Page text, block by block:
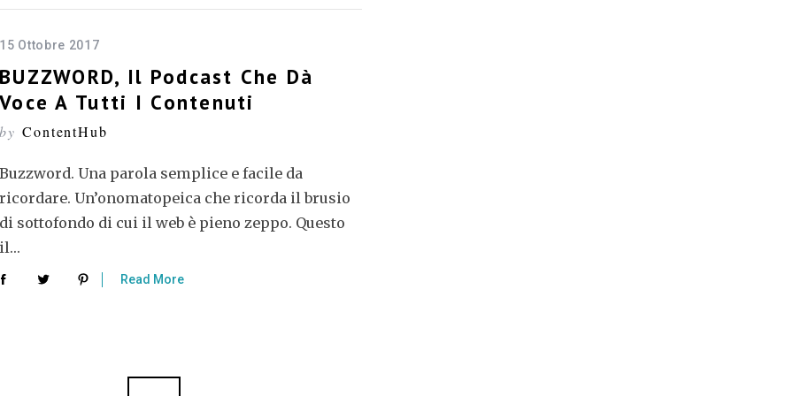
15 Ottobre 2017
BUZZWORD, Il Podcast Che Dà
Voce A Tutti I Contenuti
by ContentHub
Buzzword. Una parola semplice e facile da
ricordare. Un’onomatopeica che ricorda il brusio
di sottofondo di cui il web è pieno zeppo. Questo
il…
Read More